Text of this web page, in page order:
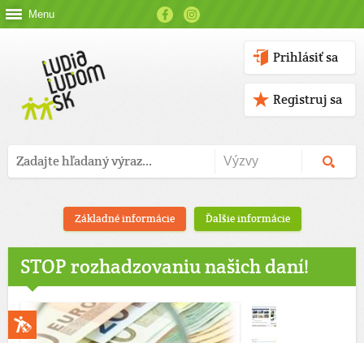
Menu
Prihlásiť sa
Registruj sa
Základné informácie Ďalšie informácie
STOP rozhadzovaniu našich daní!